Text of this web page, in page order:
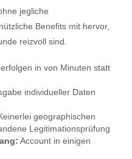
jegliche
Benefits mit hervor,
reizvoll sind.
in von Minuten statt
individueller Daten
geographischen
Legitimationsprüfung
Account in einigen